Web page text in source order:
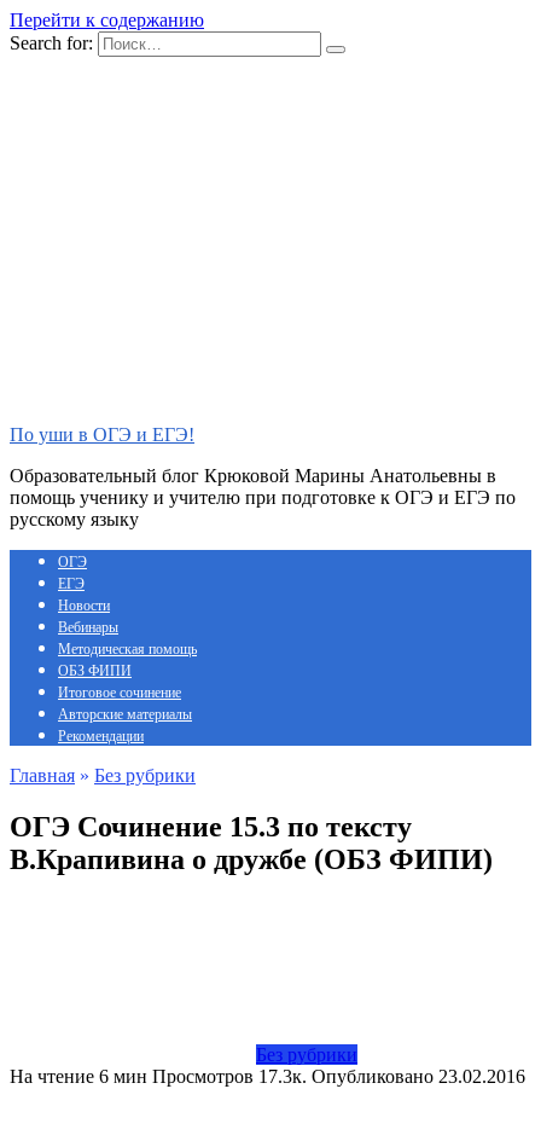
Перейти к содержанию
Search for:
По уши в ОГЭ и ЕГЭ!
Образовательный блог Крюковой Марины Анатольевны в
помощь ученику и учителю при подготовке к ОГЭ и ЕГЭ по
русскому языку
ОГЭ
ЕГЭ
Новости
Вебинары
Методическая помощь
ОБЗ ФИПИ
Итоговое сочинение
Авторские материалы
Рекомендации
Главная » Без рубрики
ОГЭ Сочинение 15.3 по тексту
В.Крапивина о дружбе (ОБЗ ФИПИ)
Без рубрики
На чтение 6 мин Просмотров 17.3к. Опубликовано 23.02.2016